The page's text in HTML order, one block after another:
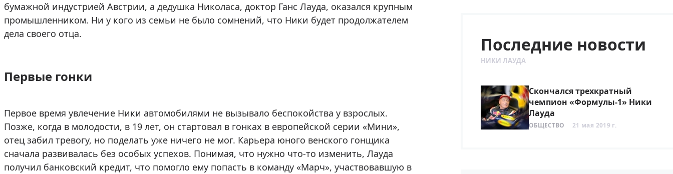
бумажной индустрией Австрии, а дедушка Николаса, доктор Ганс Лауда, оказался крупным
промышленником. Ни у кого из семьи не было сомнений, что Ники будет продолжателем
дела своего отца.
Первые гонки
Первое время увлечение Ники автомобилями не вызывало беспокойства у взрослых.
Позже, когда в молодости, в 19 лет, он стартовал в гонках в европейской серии «Мини»,
отец забил тревогу, но поделать уже ничего не мог. Карьера юного венского гонщика
сначала развивалась без особых успехов. Понимая, что нужно что-то изменить, Лауда
получил банковский кредит, что помогло ему попасть в команду «Марч», участвовавшую в
Последние новости
НИКИ ЛАУДА
Скончался трехкратный
чемпион «Формулы-1» Ники
Лауда
ОБЩЕСТВО 21 мая 2019 г.